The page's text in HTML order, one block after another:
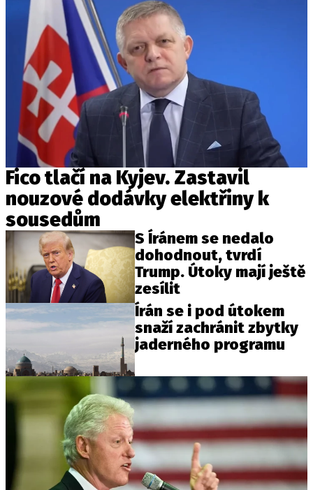
Fico tlačí na Kyjev. Zastavil
nouzové dodávky elektřiny k
sousedům
S Íránem se nedalo
dohodnout, tvrdí
Trump. Útoky mají ještě
zesílit
Írán se i pod útokem
snaží zachránit zbytky
jaderného programu